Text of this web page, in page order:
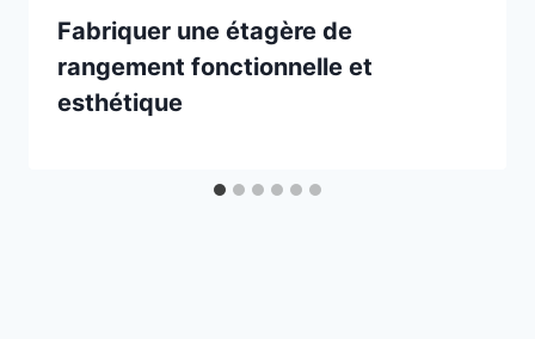
Fabriquer une étagère de
rangement fonctionnelle et
esthétique